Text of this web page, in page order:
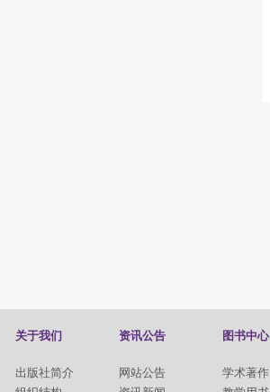
关于我们
出版社简介
资讯公告
网站公告
图书中心
学术著作